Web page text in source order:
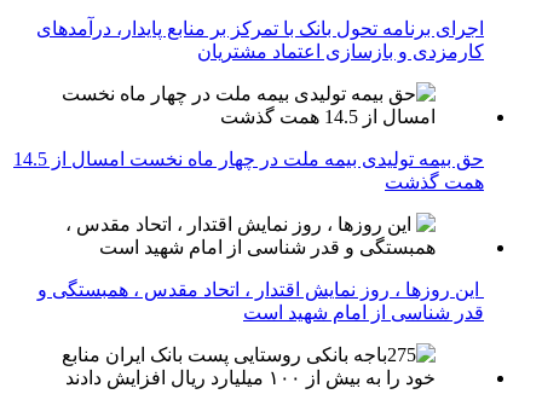
اجرای برنامه تحول بانک با تمرکز بر منابع پایدار، درآمدهای
کارمزدی و بازسازی اعتماد مشتریان
حق بیمه تولیدی بیمه ملت در چهار ماه نخست امسال از 14.5
همت گذشت
این روزها ، روز نمایش اقتدار ، اتحاد مقدس ، همبستگی و
قدر شناسی از امام شهید است